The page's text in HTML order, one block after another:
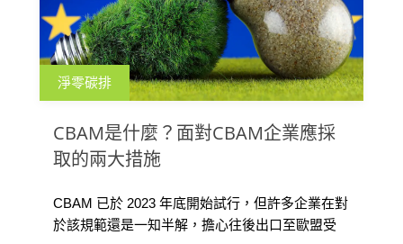
淨零碳排
CBAM是什麼？面對CBAM企業應採
取的兩大措施
CBAM 已於 2023 年底開始試行，但許多企業在對
於該規範還是一知半解，擔心往後出口至歐盟受